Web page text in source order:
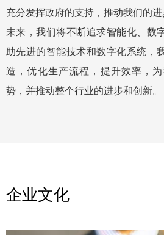
充分发挥政府的支持，推动我们的进
未来，我们将不断追求智能化、数
助先进的智能技术和数字化系统，
造，优化生产流程，提升效率，
势，并推动整个行业的进步和创新。
企业文化